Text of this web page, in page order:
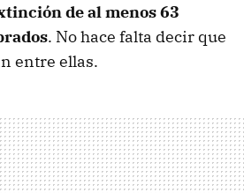
de al menos 63
. No hace falta decir que
entre ellas.